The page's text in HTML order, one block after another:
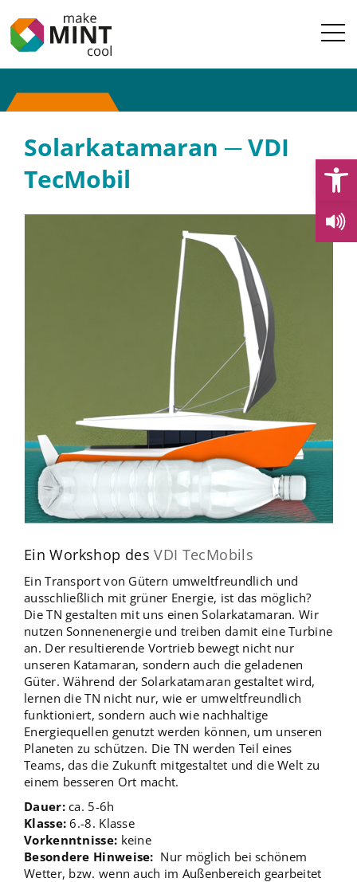
Solarkatamaran ─ VDI
TecMobil
Ein Workshop desVDI TecMobils
Ein Transport von Gütern umweltfreundlich und
ausschließlich mit grüner Energie, ist das möglich?
Die TN gestalten mit uns einen Solarkatamaran. Wir
nutzen Sonnenenergie und treiben damit eine Turbine
an. Der resultierende Vortrieb bewegt nicht nur
unseren Katamaran, sondern auch die geladenen
Güter. Während der Solarkatamaran gestaltet wird,
lernen die TN nicht nur, wie er umweltfreundlich
funktioniert, sondern auch wie nachhaltige
Energiequellen genutzt werden können, um unseren
Planeten zu schützen. Die TN werden Teil eines
Teams, das die Zukunft mitgestaltet und die Welt zu
einem besseren Ort macht.
Dauer:ca. 5-6h
Klasse:6.-8. Klasse
Vorkenntnisse: keine
Besondere Hinweise: Nur möglich bei schönem
Wetter, bzw. wenn auch im Außenbereich gearbeitet